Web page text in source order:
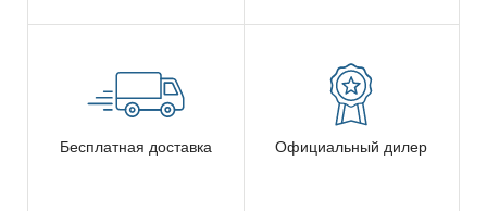
Бесплатная доставка Официальный дилер